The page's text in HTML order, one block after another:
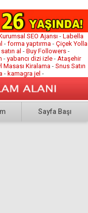
için gerekli tüm avantajları
SEO Ajansı - Labella
- forma yaptırma - Çiçek Yolla
al - Buy Followers -
- yabancı dizi izle - Ataşehir
Masası Kiralama- Snus Satın
- kamagra jel -
Sayfa Başı